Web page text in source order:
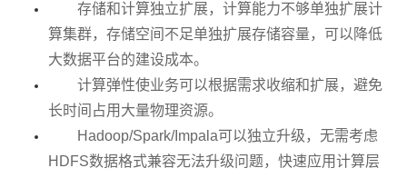
存储和计算独立扩展，计算能力不够单独扩展计
算集群，存储空间不足单独扩展存储容量，可以降低
大数据平台的建设成本。
计算弹性使业务可以根据需求收缩和扩展，避免
长时间占用大量物理资源。
Hadoop/Spark/Impala可以独立升级，无需考虑
HDFS数据格式兼容无法升级问题，快速应用计算层